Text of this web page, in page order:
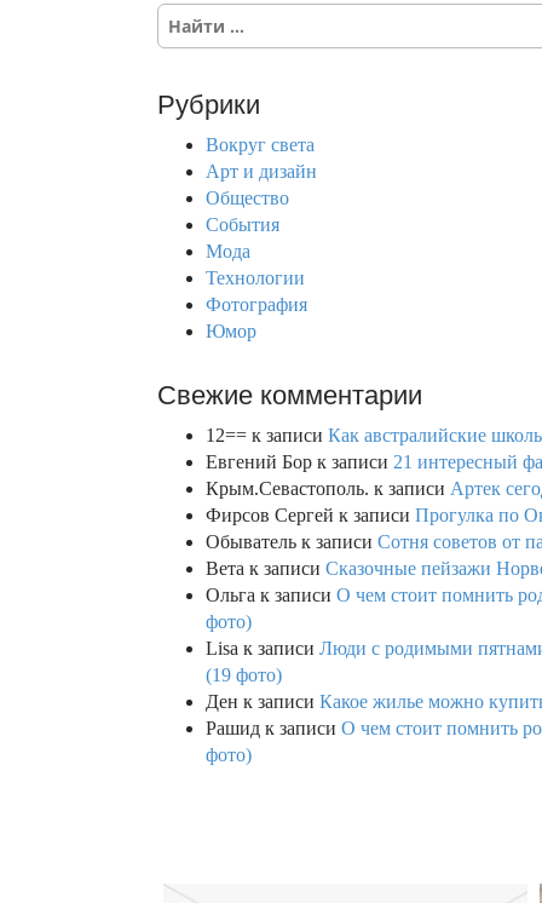
S
c
Рубрики
Вокруг света
Арт и дизайн
Общество
События
Мода
Технологии
Фотография
Юмор
Свежие комментарии
12== к записи Как австралийские
Евгений Бор к записи 21 интересный
Крым.Севастополь. к записи Артек
Фирсов Сергей к записи Прогулка по
Обыватель к записи Сотня советов от
Вета к записи Сказочные пейзажи
Ольга к записи О чем стоит помнить
фото)
Lisa к записи Люди с родимыми
(19 фото)
Ден к записи Какое жилье можно
Рашид к записи О чем стоит помнить
фото)